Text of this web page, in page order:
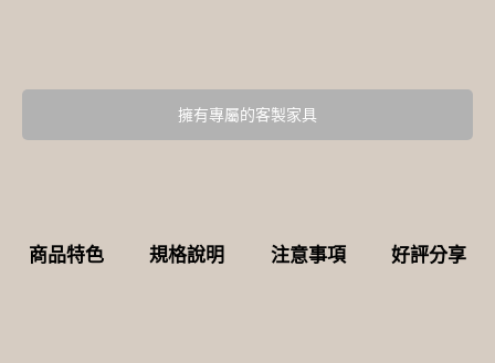
擁有專屬的客製家具
商品特色 規格說明 注意事項 好評分享